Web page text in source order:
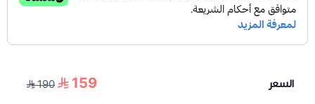
السعر 159
190